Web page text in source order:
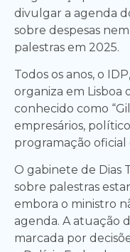
divulgar a agenda
sobre despesas
palestras em 2025.
Todos os anos, o
organiza em
conhecido como
empresários,
programação oficial
O gabinete de Dias
sobre palestras
embora o ministro
agenda. A atuação
marcada por